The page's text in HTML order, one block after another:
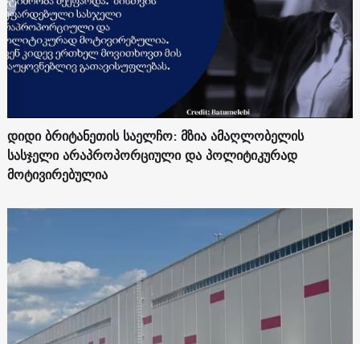
დიდი ბრიტანეთის საელჩო: მზია ამაღლობელის
სასჯელი არაპროპორციული და პოლიტიკურად
მოტივირებულია